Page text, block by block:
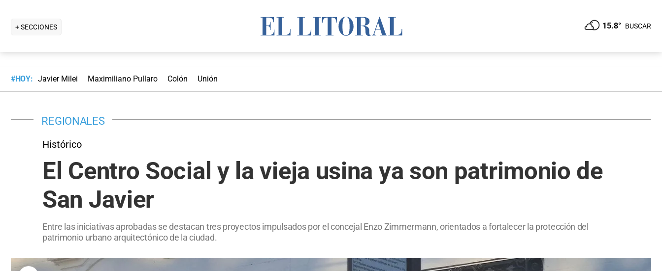
+ SECCIONES 15.8° BUSCAR
#HOY: Javier Milei Maximiliano Pullaro Colón Unión
REGIONALES
Histórico
El Centro Social y la vieja usina ya son patrimonio de
San Javier
Entre las iniciativas aprobadas se destacan tres proyectos impulsados por el concejal Enzo Zimmermann, orientados a fortalecer la protección del
patrimonio urbano arquitectónico de la ciudad.